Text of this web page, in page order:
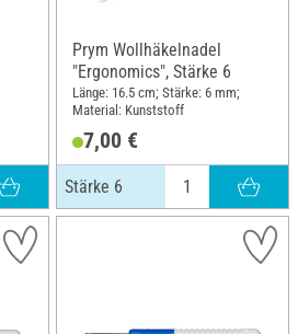
Prym Wollhäkelnadel
"Ergonomics", Stärke 6
Länge: 16.5 cm; Stärke: 6 mm;
Material: Kunststoff
7,00 €
Stärke 6